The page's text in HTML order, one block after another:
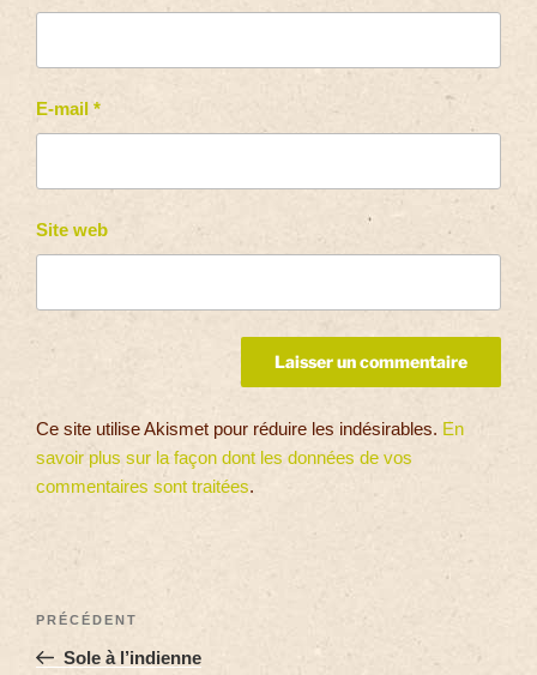
E-mail *
Site web
Ce site utilise Akismet pour réduire les indésirables. En
savoir plus sur la façon dont les données de vos
commentaires sont traitées.
PRÉCÉDENT
Sole à l’indienne